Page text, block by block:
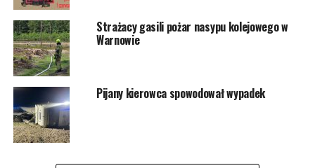
Strażacy gasili pożar nasypu kolejowego w
Warnowie
Pijany kierowca spowodował wypadek